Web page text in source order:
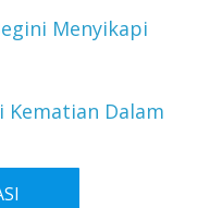
Menyikapi
Kematian Dalam